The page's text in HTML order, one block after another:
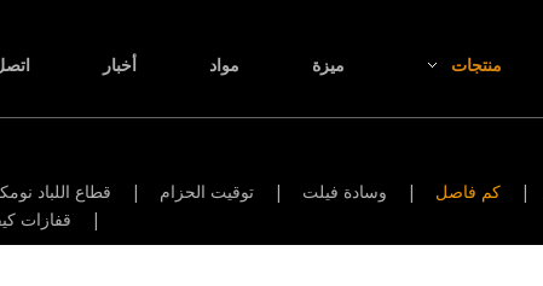
منتجات ميزة مواد أخبار
| كم فاصل | وسادة فيلت | توقيت الحزام |
قطاع اللباد
|
قفازات